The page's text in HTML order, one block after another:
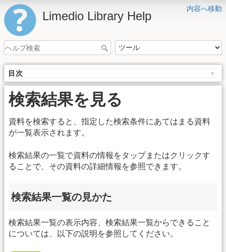
内容へ移動
Limedio Library Help
目次
検索結果を見る
資料を検索すると、指定した検索条件にあてはまる資料
が一覧表示されます。
検索結果の一覧で資料の情報をタップまたはクリックす
ることで、その資料の詳細情報を参照できます。
検索結果一覧の見かた
検索結果一覧の表示内容、検索結果一覧からできること
については、以下の説明を参照してください。